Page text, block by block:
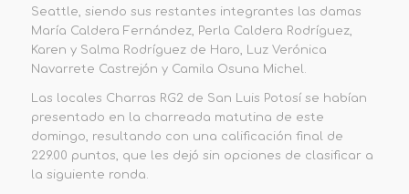
Seattle, siendo sus restantes integrantes las damas
María Caldera Fernández, Perla Caldera Rodríguez,
Karen y Salma Rodríguez de Haro, Luz Verónica
Navarrete Castrejón y Camila Osuna Michel.
Las locales Charras RG2 de San Luis Potosí se habían
presentado en la charreada matutina de este
domingo, resultando con una calificación final de
229.00 puntos, que les dejó sin opciones de clasificar a
la siguiente ronda.